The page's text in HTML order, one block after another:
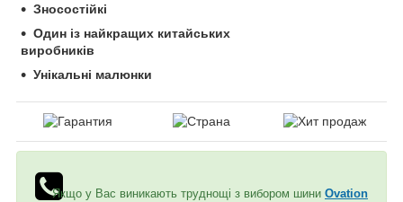
Зносостійкі
Один із найкращих китайських
виробників
Унікальні малюнки
Якщо у Вас виникають труднощі з вибором шини Ovation